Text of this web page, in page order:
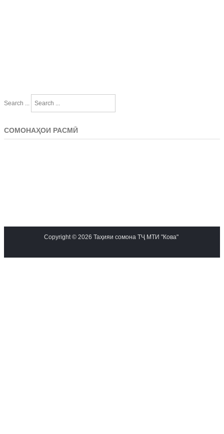
Search ...
СОМОНАҲОИ РАСМӢ
Copyright © 2026 Таҳияи сомона ТҶ МТИ "Кова"